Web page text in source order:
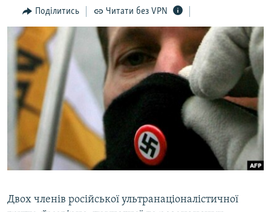
Перейти
до
пошуку
ПОГЛЯД
ІНТЕРВ'Ю
ВСЕ ЗА ДЕНЬ
СПЕЦПРОЕКТИ
ДЕПОРТАЦІЯ
ВІДЕОУРОКИ «ELIFBE»
СВІДЧЕННЯ ОКУПАЦІЇ
УКРАЇНСЬКА ПРОБЛЕМА КРИМУ
ЯК ОБІЙТИ БЛОКУВАННЯ
Русский
Qırımtatar
Поділитись Читати без VPN
Двох членів російської ультранаціоналістичної